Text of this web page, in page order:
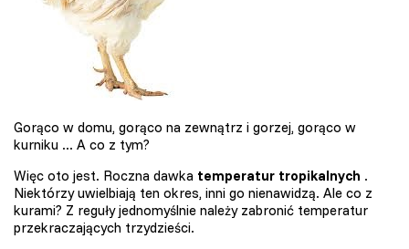
Gorąco w domu, gorąco na zewnątrz i gorzej, gorąco w
kurniku ... A co z tym?
Więc oto jest. Roczna dawka temperatur tropikalnych .
Niektórzy uwielbiają ten okres, inni go nienawidzą. Ale co z
kurami? Z reguły jednomyślnie należy zabronić temperatur
przekraczających trzydzieści.